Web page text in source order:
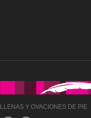
Y OVACIONES DE PIE